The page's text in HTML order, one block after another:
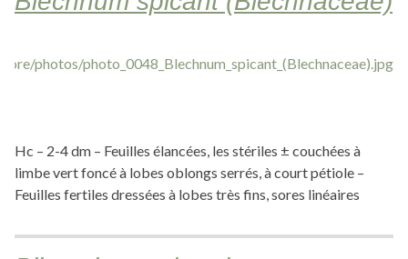
Hc – 2-4 dm – Feuilles élancées, les stériles ± couchées à
limbe vert foncé à lobes oblongs serrés, à court pétiole –
Feuilles fertiles dressées à lobes très fins, sores linéaires